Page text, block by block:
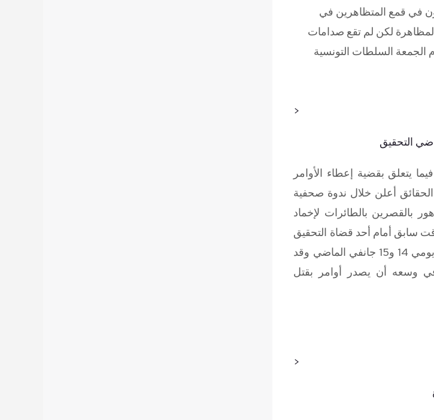
في قمع المتظاهرين في
لكن لم تقع صدامات
السلطات التونسية
<
التحقيق
يتعلق بقضية إعطاء الأوامر
أعلن خلال ندوة صحفية
بالطائرات لإخماد
سابق أمام أحد قضاة التحقيق
بمحكمة تونس الإبتدائية في قضية تتعلق بجرائم القتل العمد التي جدت يومي 14 و15 جانفي الماضي وقد
وسعه أن يصدر أوامر بقتل
<